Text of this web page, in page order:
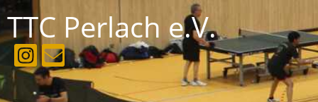
TTC Perlach e.V.